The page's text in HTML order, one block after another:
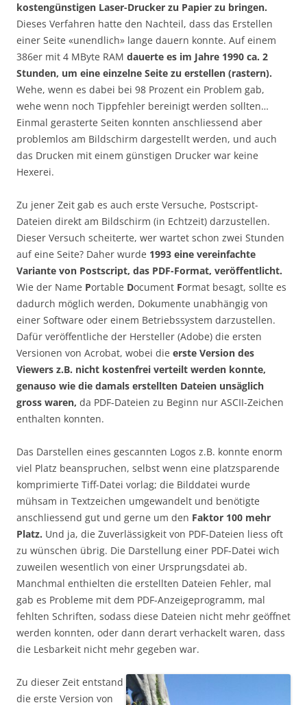
kostengünstigen Laser-Drucker zu Papier zu bringen.
Dieses Verfahren hatte den Nachteil, dass das Erstellen
einer Seite «unendlich» lange dauern konnte. Auf einem
386er mit 4 MByte RAM dauerte es im Jahre 1990 ca. 2
Stunden, um eine einzelne Seite zu erstellen (rastern).
Wehe, wenn es dabei bei 98 Prozent ein Problem gab,
wehe wenn noch Tippfehler bereinigt werden sollten…
Einmal gerasterte Seiten konnten anschliessend aber
problemlos am Bildschirm dargestellt werden, und auch
das Drucken mit einem günstigen Drucker war keine
Hexerei.
Zu jener Zeit gab es auch erste Versuche, Postscript-
Dateien direkt am Bildschirm (in Echtzeit) darzustellen.
Dieser Versuch scheiterte, wer wartet schon zwei Stunden
auf eine Seite? Daher wurde 1993 eine vereinfachte
Variante von Postscript, das PDF-Format, veröffentlicht.
Wie der Name Portable Document Format besagt, sollte es
dadurch möglich werden, Dokumente unabhängig von
einer Software oder einem Betriebssystem darzustellen.
Dafür veröffentliche der Hersteller (Adobe) die ersten
Versionen von Acrobat, wobei die erste Version des
Viewers z.B. nicht kostenfrei verteilt werden konnte,
genauso wie die damals erstellten Dateien unsäglich
gross waren, da PDF-Dateien zu Beginn nur ASCII-Zeichen
enthalten konnten.
Das Darstellen eines gescannten Logos z.B. konnte enorm
viel Platz beanspruchen, selbst wenn eine platzsparende
komprimierte Tiff-Datei vorlag; die Bilddatei wurde
mühsam in Textzeichen umgewandelt und benötigte
anschliessend gut und gerne um den Faktor 100 mehr
Platz. Und ja, die Zuverlässigkeit von PDF-Dateien liess oft
zu wünschen übrig. Die Darstellung einer PDF-Datei wich
zuweilen wesentlich von einer Ursprungsdatei ab.
Manchmal enthielten die erstellten Dateien Fehler, mal
gab es Probleme mit dem PDF-Anzeigeprogramm, mal
fehlten Schriften, sodass diese Dateien nicht mehr geöffnet
werden konnten, oder dann derart verhackelt waren, dass
die Lesbarkeit nicht mehr gegeben war.
Zu dieser Zeit entstand
die erste Version von